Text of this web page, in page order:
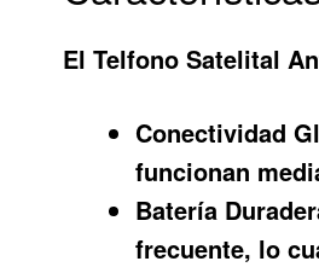
ElTelfono Satelital
Conectividad
funcionan
Batería
frecuente, lo